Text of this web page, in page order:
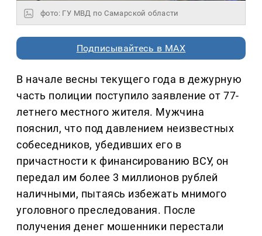
фото: ГУ МВД по Самарской области
Подписывайтесь в MAX
В начале весны текущего года в дежурную
часть полиции поступило заявление от 77-
летнего местного жителя. Мужчина
пояснил, что под давлением неизвестных
собеседников, убедивших его в
причастности к финансированию ВСУ, он
передал им более 3 миллионов рублей
наличными, пытаясь избежать мнимого
уголовного преследования. После
получения денег мошенники перестали